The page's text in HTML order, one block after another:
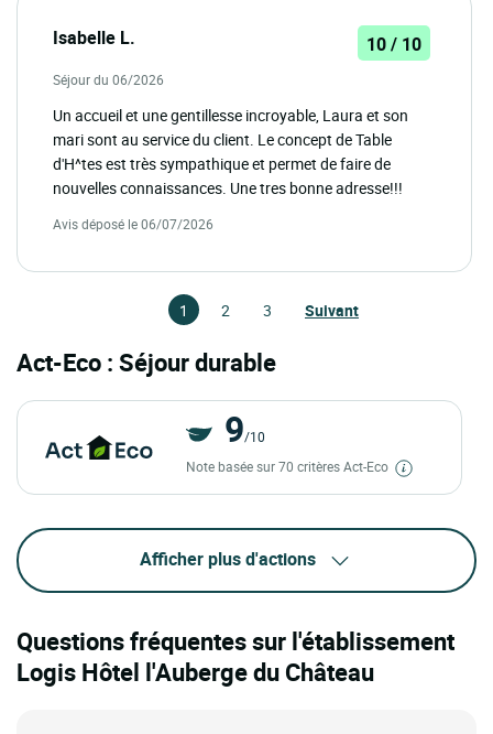
Isabelle L. 10 / 10
Séjour du 06/2026
Un accueil et une gentillesse incroyable, Laura et son
mari sont au service du client. Le concept de Table
d'H^tes est très sympathique et permet de faire de
nouvelles connaissances. Une tres bonne adresse!!!
Avis déposé le 06/07/2026
1 2 3 Suivant
Act-Eco : Séjour durable
9/10
Note basée sur 70 critères Act-Eco
Afficher plus d'actions
Questions fréquentes sur l'établissement
Logis Hôtel l'Auberge du Château